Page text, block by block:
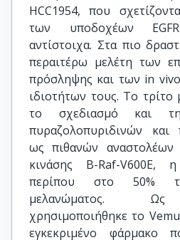
HCC1954, που
των υποδοχέων
αντίστοιχα. Στα πιο
περαιτέρω μελέτη των
πρόσληψης και των in
ιδιοτήτων τους. Tο τρίτο
το σχεδιασμό και
πυραζολοπυριδινών και
ως πιθανών αναστολέων
κινάσης B-Raf-V600E,
περίπου στο 50%
μελανώματος. Ως
χρησιμοποιήθηκε το
εγκεκριμένο φάρμακο